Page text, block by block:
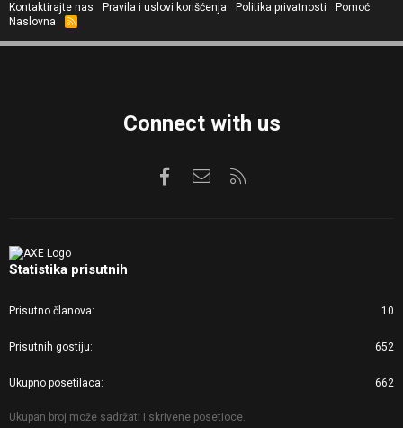
Kontaktirajte nas
Pravila i uslovi korišćenja Politika privatnosti
Pomoć
Naslovna
R
S
Connect with us
FacebookKontaktirajte nas
Statistika prisutnih
Prisutno članova 10
Prisutnih gostiju 652
Ukupno posetilaca 662
Ukupan broj može sadržati i skrivene posetioce.